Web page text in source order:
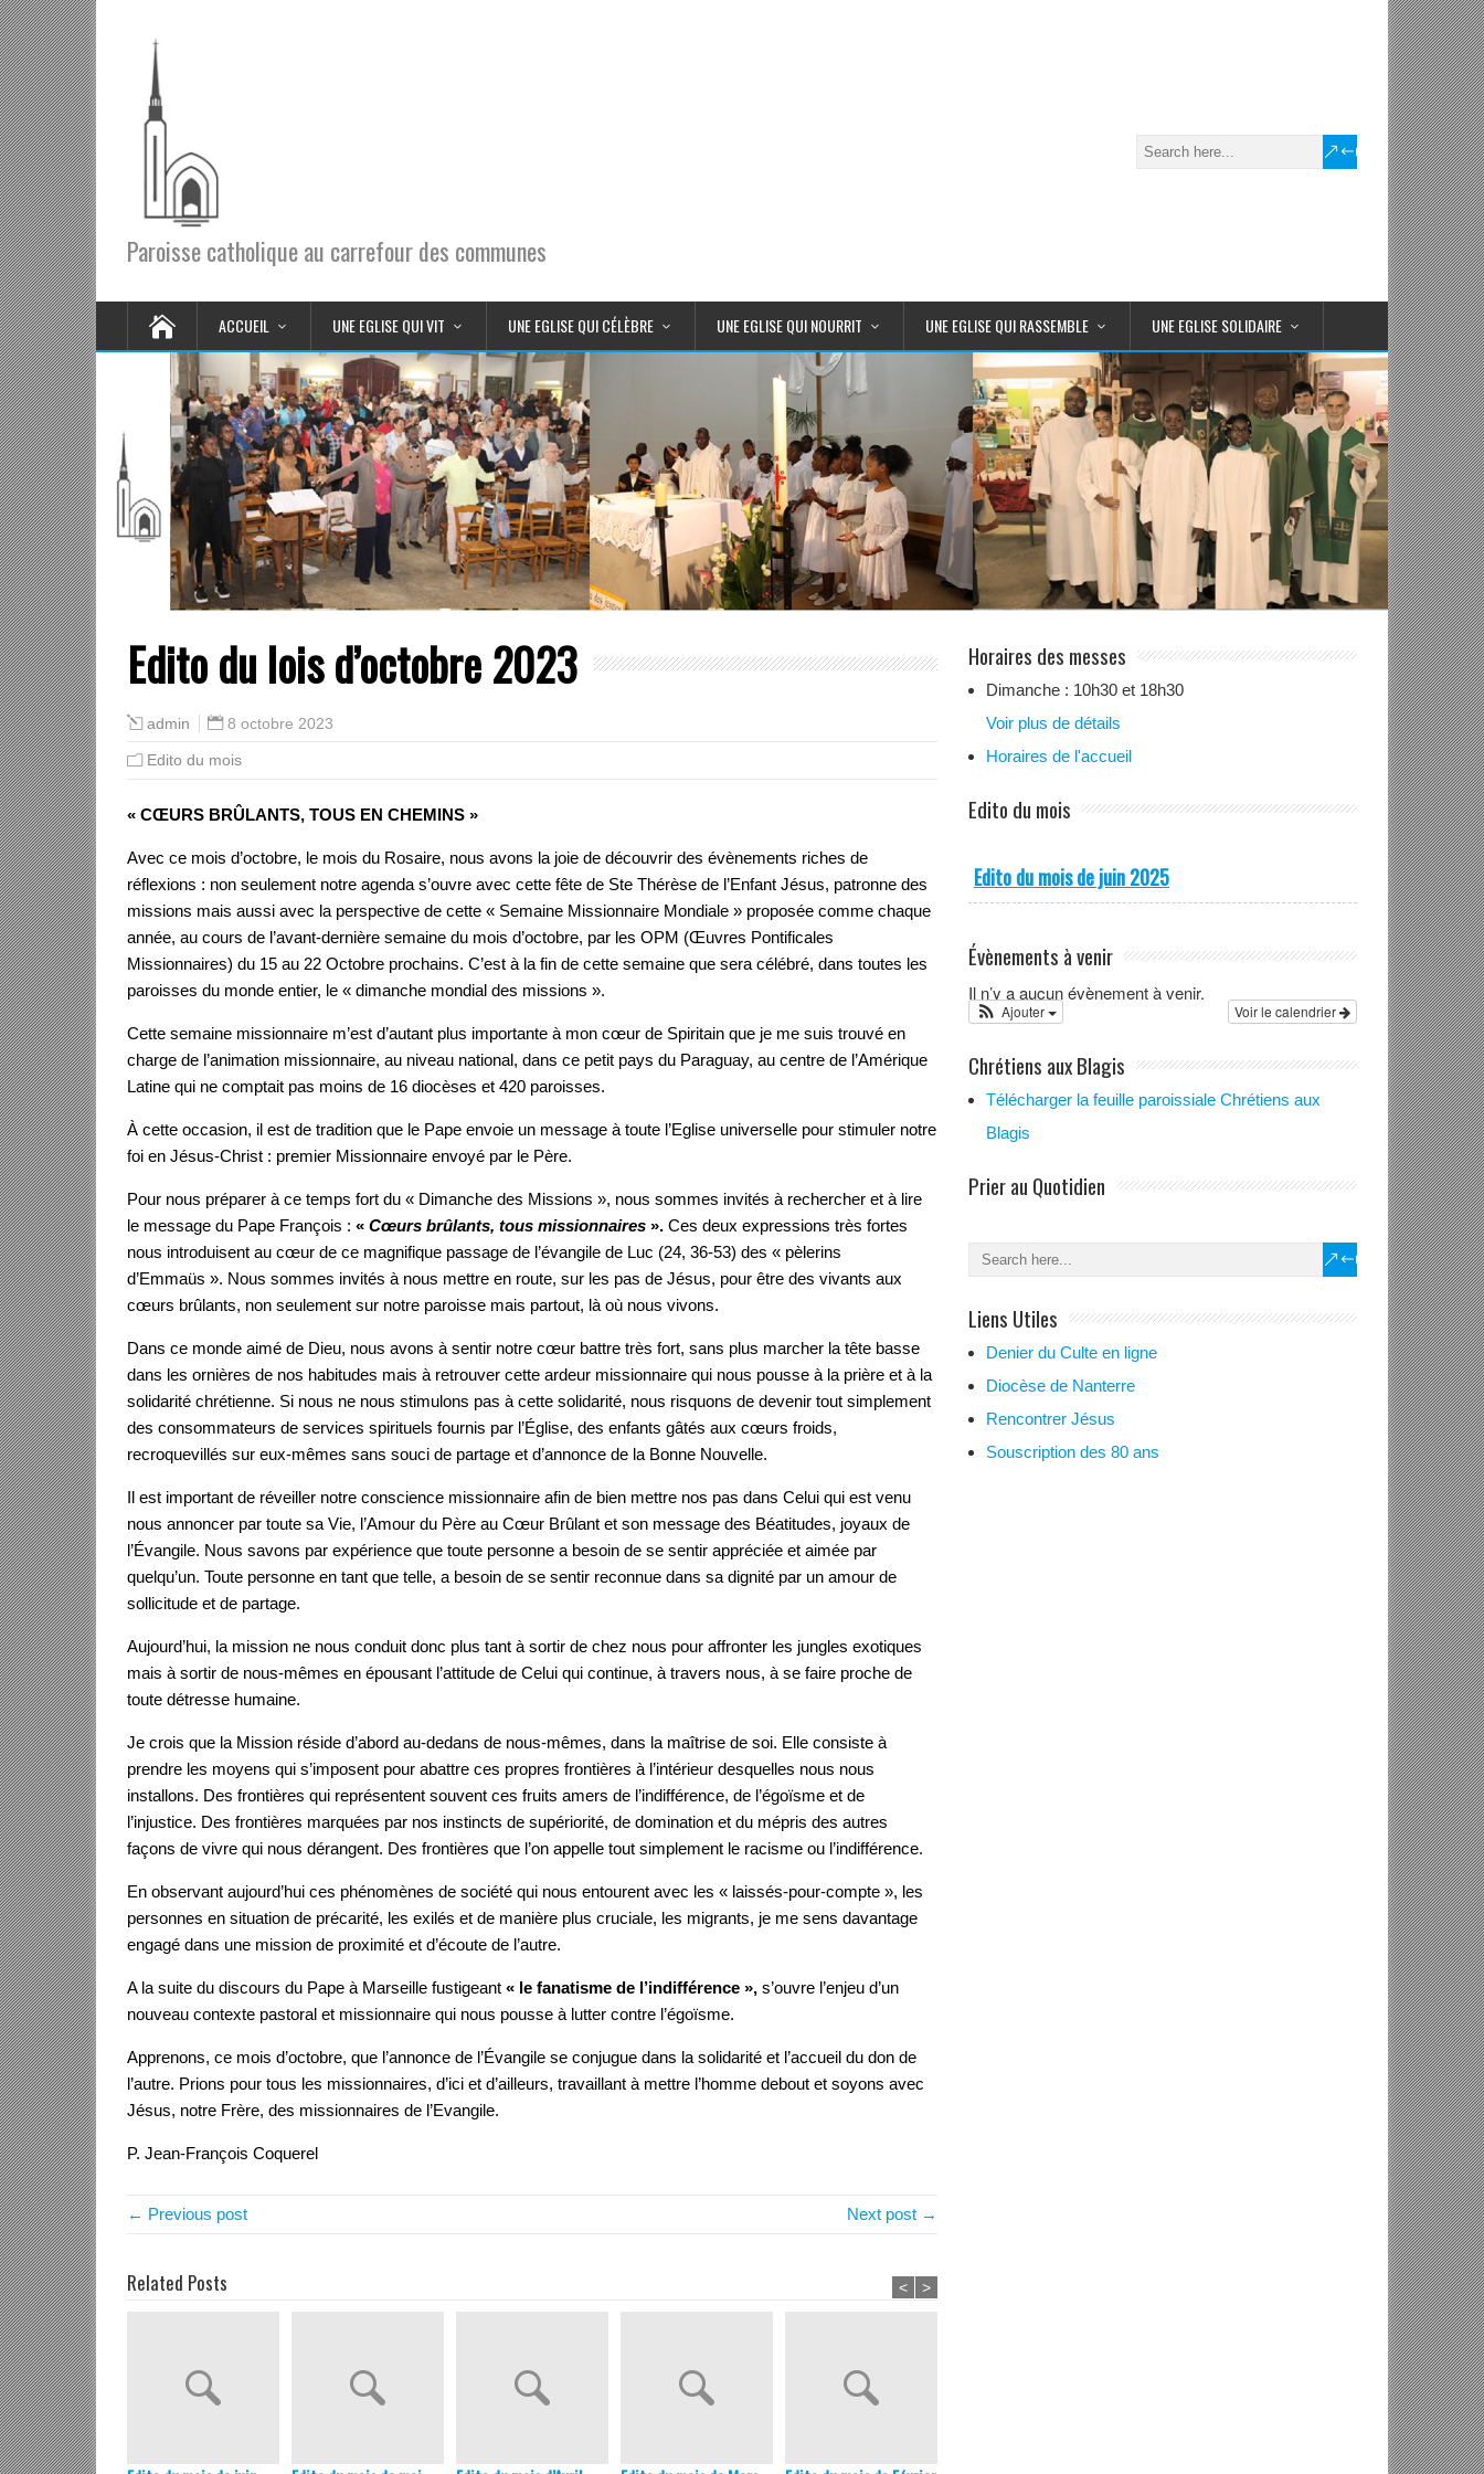
Paroisse catholique au carrefour des communes
ACCUEIL UNE EGLISE QUI VIT UNE EGLISE QUI CÉLÈBRE UNE EGLISE QUI NOURRIT UNE EGLISE QUI RASSEMBLE UNE EGLISE SOLIDAIRE
Edito du lois d’octobre 2023
admin 8 octobre 2023
Edito du mois
« CŒURS BRÛLANTS, TOUS EN CHEMINS »
Avec ce mois d’octobre, le mois du Rosaire, nous avons la joie de découvrir des évènements riches de
réflexions : non seulement notre agenda s’ouvre avec cette fête de Ste Thérèse de l’Enfant Jésus, patronne des
missions mais aussi avec la perspective de cette « Semaine Missionnaire Mondiale » proposée comme chaque
année, au cours de l’avant-dernière semaine du mois d’octobre, par les OPM (Œuvres Pontificales
Missionnaires) du 15 au 22 Octobre prochains. C’est à la fin de cette semaine que sera célébré, dans toutes les
paroisses du monde entier, le « dimanche mondial des missions ».
Cette semaine missionnaire m’est d’autant plus importante à mon cœur de Spiritain que je me suis trouvé en
charge de l’animation missionnaire, au niveau national, dans ce petit pays du Paraguay, au centre de l’Amérique
Latine qui ne comptait pas moins de 16 diocèses et 420 paroisses.
À cette occasion, il est de tradition que le Pape envoie un message à toute l’Eglise universelle pour stimuler notre
foi en Jésus-Christ : premier Missionnaire envoyé par le Père.
Pour nous préparer à ce temps fort du « Dimanche des Missions », nous sommes invités à rechercher et à lire
le message du Pape François : « Cœurs brûlants, tous missionnaires ». Ces deux expressions très fortes
nous introduisent au cœur de ce magnifique passage de l’évangile de Luc (24, 36-53) des « pèlerins
d’Emmaüs ». Nous sommes invités à nous mettre en route, sur les pas de Jésus, pour être des vivants aux
cœurs brûlants, non seulement sur notre paroisse mais partout, là où nous vivons.
Dans ce monde aimé de Dieu, nous avons à sentir notre cœur battre très fort, sans plus marcher la tête basse
dans les ornières de nos habitudes mais à retrouver cette ardeur missionnaire qui nous pousse à la prière et à la
solidarité chrétienne. Si nous ne nous stimulons pas à cette solidarité, nous risquons de devenir tout simplement
des consommateurs de services spirituels fournis par l’Église, des enfants gâtés aux cœurs froids,
recroquevillés sur eux-mêmes sans souci de partage et d’annonce de la Bonne Nouvelle.
Il est important de réveiller notre conscience missionnaire afin de bien mettre nos pas dans Celui qui est venu
nous annoncer par toute sa Vie, l’Amour du Père au Cœur Brûlant et son message des Béatitudes, joyaux de
l’Évangile. Nous savons par expérience que toute personne a besoin de se sentir appréciée et aimée par
quelqu’un. Toute personne en tant que telle, a besoin de se sentir reconnue dans sa dignité par un amour de
sollicitude et de partage.
Aujourd’hui, la mission ne nous conduit donc plus tant à sortir de chez nous pour affronter les jungles exotiques
mais à sortir de nous-mêmes en épousant l’attitude de Celui qui continue, à travers nous, à se faire proche de
toute détresse humaine.
Je crois que la Mission réside d’abord au-dedans de nous-mêmes, dans la maîtrise de soi. Elle consiste à
prendre les moyens qui s’imposent pour abattre ces propres frontières à l’intérieur desquelles nous nous
installons. Des frontières qui représentent souvent ces fruits amers de l’indifférence, de l’égoïsme et de
l’injustice. Des frontières marquées par nos instincts de supériorité, de domination et du mépris des autres
façons de vivre qui nous dérangent. Des frontières que l’on appelle tout simplement le racisme ou l’indifférence.
En observant aujourd’hui ces phénomènes de société qui nous entourent avec les « laissés-pour-compte », les
personnes en situation de précarité, les exilés et de manière plus cruciale, les migrants, je me sens davantage
engagé dans une mission de proximité et d’écoute de l’autre.
A la suite du discours du Pape à Marseille fustigeant « le fanatisme de l’indifférence », s’ouvre l’enjeu d’un
nouveau contexte pastoral et missionnaire qui nous pousse à lutter contre l’égoïsme.
Apprenons, ce mois d’octobre, que l’annonce de l’Évangile se conjugue dans la solidarité et l’accueil du don de
l’autre. Prions pour tous les missionnaires, d’ici et d’ailleurs, travaillant à mettre l’homme debout et soyons avec
Jésus, notre Frère, des missionnaires de l’Evangile.
P. Jean-François Coquerel
← Previous post Next post →
Related Posts < >
Horaires des messes
Dimanche : 10h30 et 18h30
Voir plus de détails
Horaires de l'accueil
Edito du mois
Edito du mois de juin 2025
Évènements à venir
Il n’y a aucun évènement à venir.
Voir le calendrier
Ajouter
Chrétiens aux Blagis
Télécharger la feuille paroissiale Chrétiens aux
Blagis
Prier au Quotidien
Liens Utiles
Denier du Culte en ligne
Diocèse de Nanterre
Rencontrer Jésus
Souscription des 80 ans